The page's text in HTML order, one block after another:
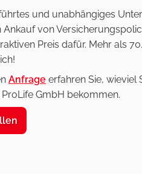
und unabhängiges
Ankauf von
Preis dafür. Mehr als
Anfrage erfahren Sie, wieviel
GmbH bekommen.